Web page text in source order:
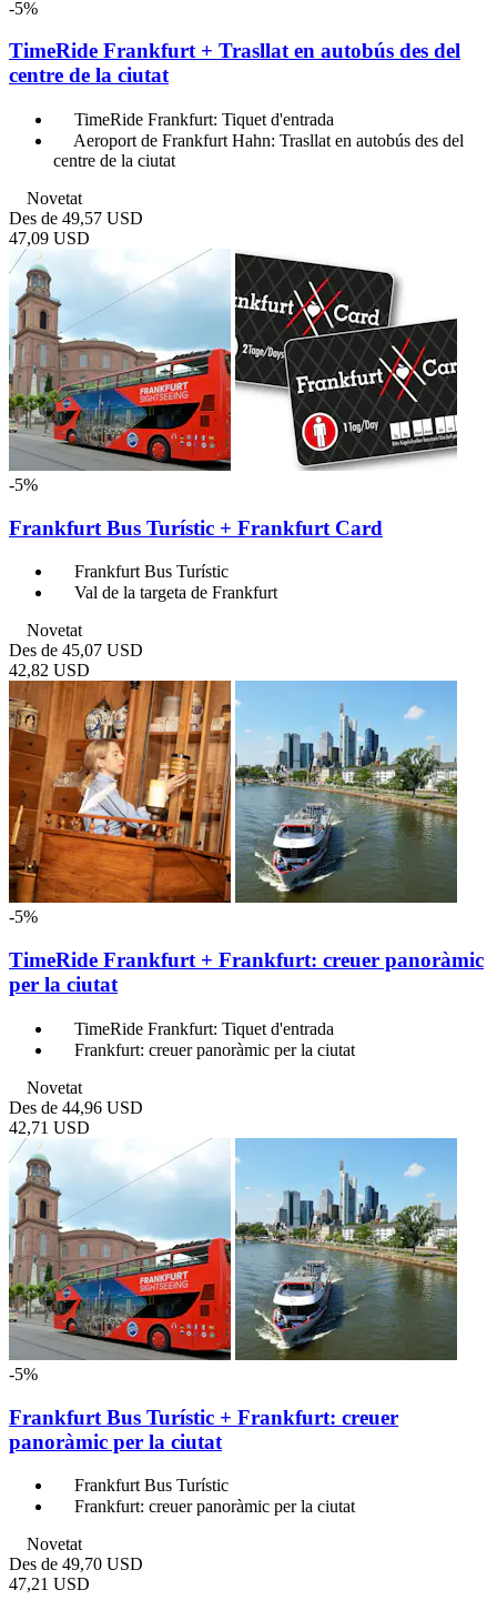
-5%
TimeRide Frankfurt + Trasllat en autobús des del
centre de la ciutat
TimeRide Frankfurt: Tiquet d'entrada
Aeroport de Frankfurt Hahn: Trasllat en autobús des del
centre de la ciutat
Novetat
Des de 49,57 USD
47,09 USD
-5%
Frankfurt Bus Turístic + Frankfurt Card
Frankfurt Bus Turístic
Val de la targeta de Frankfurt
Novetat
Des de 45,07 USD
42,82 USD
-5%
TimeRide Frankfurt + Frankfurt: creuer panoràmic
per la ciutat
TimeRide Frankfurt: Tiquet d'entrada
Frankfurt: creuer panoràmic per la ciutat
Novetat
Des de 44,96 USD
42,71 USD
-5%
Frankfurt Bus Turístic + Frankfurt: creuer
panoràmic per la ciutat
Frankfurt Bus Turístic
Frankfurt: creuer panoràmic per la ciutat
Novetat
Des de 49,70 USD
47,21 USD